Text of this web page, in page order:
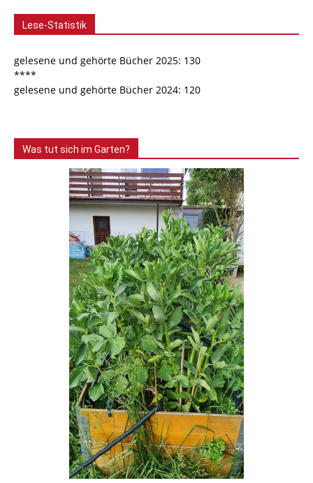
Lese-Statistik
gelesene und gehörte Bücher 2025: 130
****
gelesene und gehörte Bücher 2024: 120
Was tut sich im Garten?